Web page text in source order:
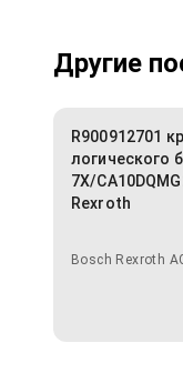
Другие
R900912701
логического
7X/
Rexroth
Bosch Rexroth